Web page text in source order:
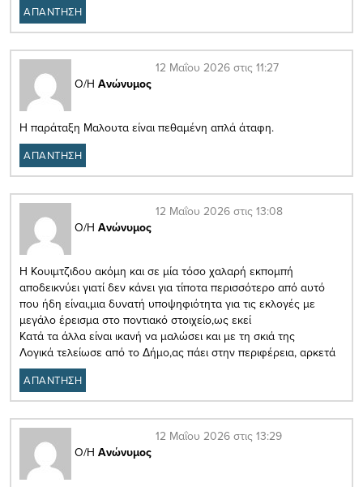
ΑΠΑΝΤΗΣΗ
Ο/Η Ανώνυμος
12 Μαΐου 2026 στις 11:27
Η παράταξη Μαλουτα είναι πεθαμένη απλά άταφη.
ΑΠΑΝΤΗΣΗ
Ο/Η Ανώνυμος
12 Μαΐου 2026 στις 13:08
Η Κουιμτζιδου ακόμη και σε μία τόσο χαλαρή εκπομπή
αποδεικνύει γιατί δεν κάνει για τίποτα περισσότερο από αυτό
που ήδη είναι,μια δυνατή υποψηφιότητα για τις εκλογές με
μεγάλο έρεισμα στο ποντιακό στοιχείο,ως εκεί
Κατά τα άλλα είναι ικανή να μαλώσει και με τη σκιά της
Λογικά τελείωσε από το Δήμο,ας πάει στην περιφέρεια, αρκετά
ΑΠΑΝΤΗΣΗ
Ο/Η Ανώνυμος
12 Μαΐου 2026 στις 13:29